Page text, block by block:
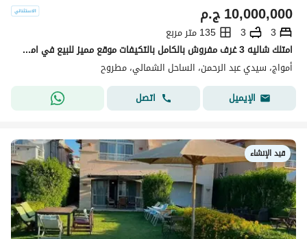
ج.م10,000,000
3
3
135 متر مربع
امتلك شاليه 3 غرف مفروش بالكامل بالتكيفات موقع مميز للبيع في امواج الساحل الشمالي
أمواج، سيدي عبد الرحمن، الساحل الشمالي، مطروح
الإيميل
اتصل
قيد الإنشاء